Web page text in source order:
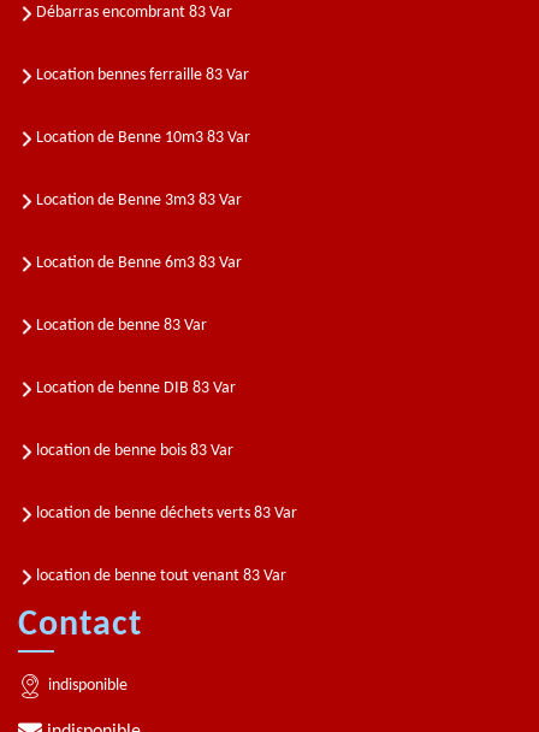
Débarras encombrant 83 Var
Location bennes ferraille 83 Var
Location de Benne 10m3 83 Var
Location de Benne 3m3 83 Var
Location de Benne 6m3 83 Var
Location de benne 83 Var
Location de benne DIB 83 Var
location de benne bois 83 Var
location de benne déchets verts 83 Var
location de benne tout venant 83 Var
Contact
indisponible